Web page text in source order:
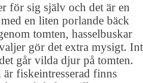
för sig själv och det är en
en liten porlande bäck
tomten, hasselbuskar
gör det extra mysigt.
går vilda djur på tomten.
fiskeintresserad finns